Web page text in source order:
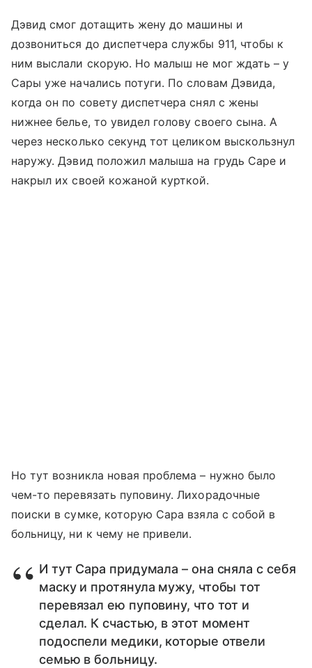
Дэвид смог дотащить жену до машины и
дозвониться до диспетчера службы 911, чтобы к
ним выслали скорую. Но малыш не мог ждать – у
Сары уже начались потуги. По словам Дэвида,
когда он по совету диспетчера снял с жены
нижнее белье, то увидел голову своего сына. А
через несколько секунд тот целиком выскользнул
наружу. Дэвид положил малыша на грудь Саре и
накрыл их своей кожаной курткой.
Но тут возникла новая проблема – нужно было
чем-то перевязать пуповину. Лихорадочные
поиски в сумке, которую Сара взяла с собой в
больницу, ни к чему не привели.
И тут Сара придумала – она сняла с себя
маску и протянула мужу, чтобы тот
перевязал ею пуповину, что тот и
сделал. К счастью, в этот момент
подоспели медики, которые отвели
семью в больницу.